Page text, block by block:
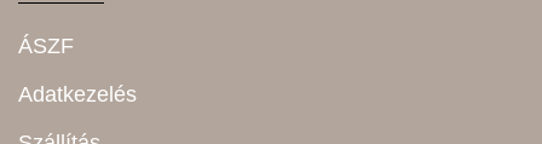
ÁSZF
Adatkezelés